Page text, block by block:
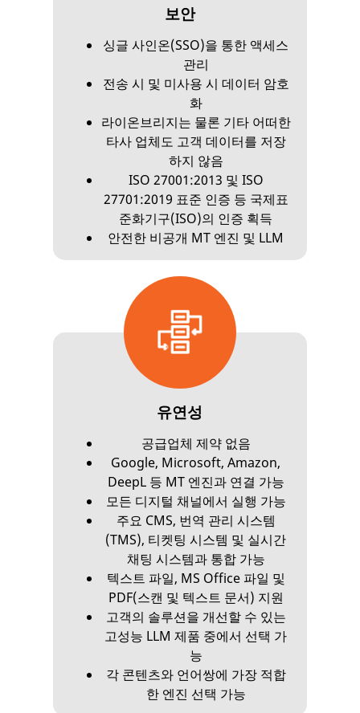
보안
싱글 사인온(SSO)을 통한 액세스
관리
전송 시 및 미사용 시 데이터 암호
화
라이온브리지는 물론 기타 어떠한
타사 업체도 고객 데이터를 저장
하지 않음
ISO 27001:2013 및 ISO
27701:2019 표준 인증 등 국제표
준화기구(ISO)의 인증 획득
안전한 비공개 MT 엔진 및 LLM
유연성
공급업체 제약 없음
Google, Microsoft, Amazon,
DeepL 등 MT 엔진과 연결 가능
모든 디지털 채널에서 실행 가능
주요 CMS, 번역 관리 시스템
(TMS), 티켓팅 시스템 및 실시간
채팅 시스템과 통합 가능
텍스트 파일, MS Office 파일 및
PDF(스캔 및 텍스트 문서) 지원
고객의 솔루션을 개선할 수 있는
고성능 LLM 제품 중에서 선택 가
능
각 콘텐츠와 언어쌍에 가장 적합
한 엔진 선택 가능